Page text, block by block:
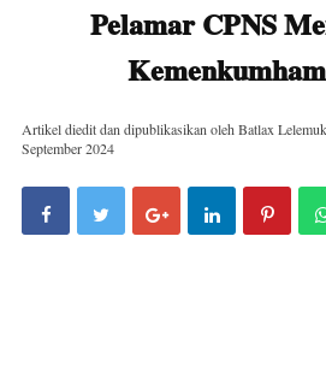
Pelamar CPNS
Artikel diedit dan dipublikasikan oleh Batlax
September 2024